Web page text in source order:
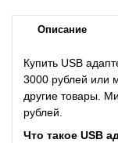
Описание
Купить USB
3000 рублей или
другие товары.
рублей.
Что такое USB